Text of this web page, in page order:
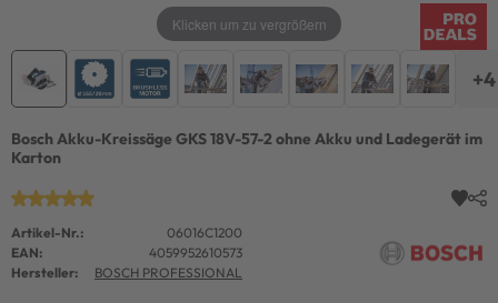
Klicken um zu vergrößern
+4
Bosch Akku-Kreissäge GKS 18V-57-2 ohne Akku und Ladegerät im
Karton
Artikel-Nr.:
06016C1200
EAN:
4059952610573
Hersteller:
BOSCH PROFESSIONAL